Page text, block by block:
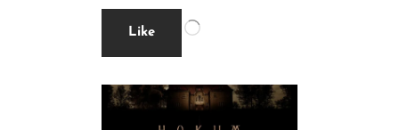
Like